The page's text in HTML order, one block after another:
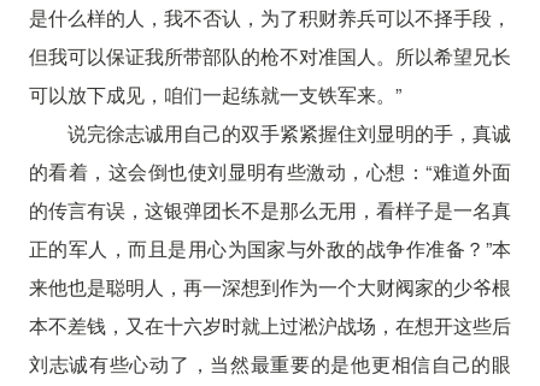
是什么样的人，我不否认，为了积财养兵可以不择手段，
但我可以保证我所带部队的枪不对准国人。所以希望兄长
可以放下成见，咱们一起练就一支铁军来。”
说完徐志诚用自己的双手紧紧握住刘显明的手，真诚
的看着，这会倒也使刘显明有些激动，心想：“难道外面
的传言有误，这银弹团长不是那么无用，看样子是一名真
正的军人，而且是用心为国家与外敌的战争作准备？”本
来他也是聪明人，再一深想到作为一个大财阀家的少爷根
本不差钱，又在十六岁时就上过淞沪战场，在想开这些后
刘志诚有些心动了，当然最重要的是他更相信自己的眼